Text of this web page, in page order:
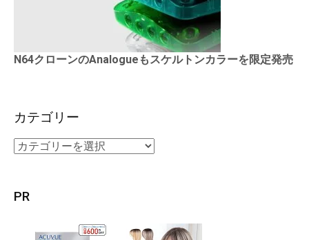
N64クローンのAnalogueもスケルトンカラーを限定発売
カテゴリー
PR